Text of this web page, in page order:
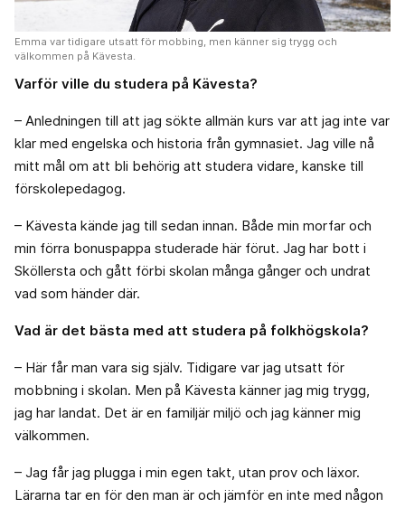
Emma var tidigare utsatt för mobbing, men känner sig trygg och
välkommen på Kävesta.
Varför ville du studera på Kävesta?
– Anledningen till att jag sökte allmän kurs var att jag inte var
klar med engelska och historia från gymnasiet. Jag ville nå
mitt mål om att bli behörig att studera vidare, kanske till
förskolepedagog.
– Kävesta kände jag till sedan innan. Både min morfar och
min förra bonuspappa studerade här förut. Jag har bott i
Sköllersta och gått förbi skolan många gånger och undrat
vad som händer där.
Vad är det bästa med att studera på folkhögskola?
– Här får man vara sig själv. Tidigare var jag utsatt för
mobbning i skolan. Men på Kävesta känner jag mig trygg,
jag har landat. Det är en familjär miljö och jag känner mig
välkommen.
– Jag får jag plugga i min egen takt, utan prov och läxor.
Lärarna tar en för den man är och jämför en inte med någon